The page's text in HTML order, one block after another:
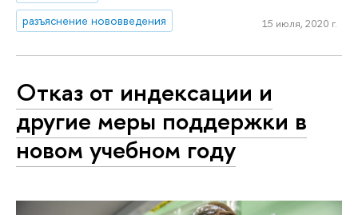
разъяснение нововведения
15 июля, 2020 г.
Отказ от индексации и
другие меры поддержки в
новом учебном году